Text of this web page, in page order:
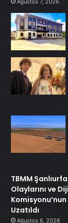
Ağustos 7, 2026
TBMM
Olaylarını ve
Uzatıldı
Ağustos 6, 2026